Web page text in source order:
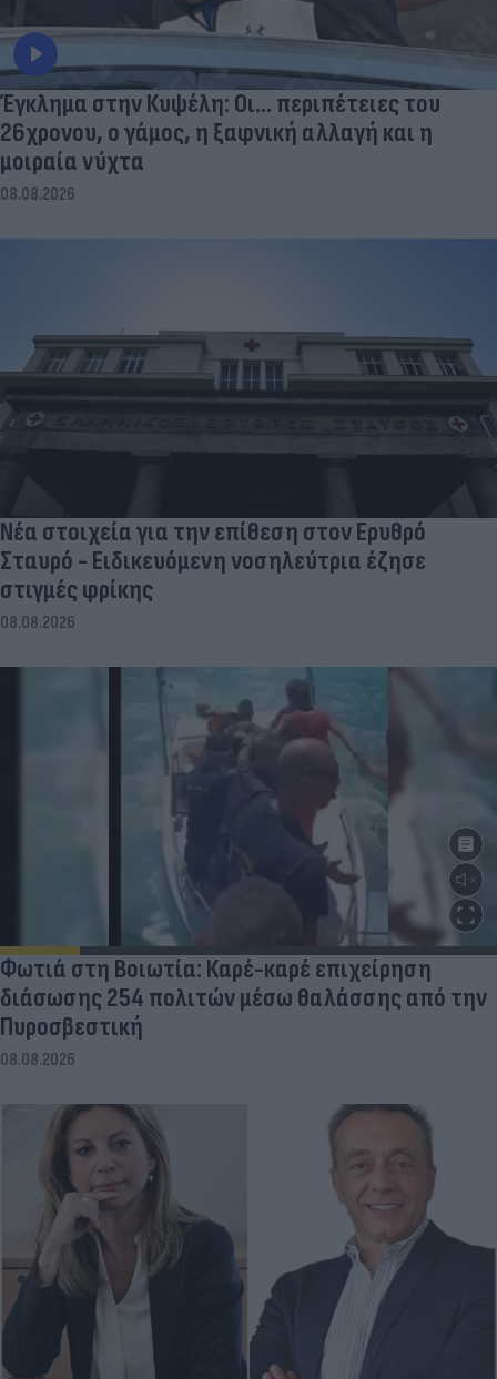
Έγκλημα στην Κυψέλη: Οι... περιπέτειες του
26χρονου, ο γάμος, η ξαφνική αλλαγή και η
μοιραία νύχτα
08.08.2026
Νέα στοιχεία για την επίθεση στον Ερυθρό
Σταυρό - Ειδικευόμενη νοσηλεύτρια έζησε
στιγμές φρίκης
08.08.2026
Φωτιά στη Βοιωτία: Καρέ-καρέ επιχείρηση
διάσωσης 254 πολιτών μέσω θαλάσσης από την
Πυροσβεστική
08.08.2026